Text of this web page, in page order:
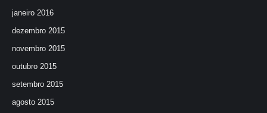
janeiro 2016
dezembro 2015
novembro 2015
outubro 2015
setembro 2015
agosto 2015